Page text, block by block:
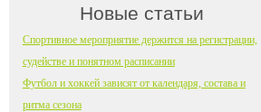
Новые статьи
Спортивное мероприятие держится на регистрации,
судействе и понятном расписании
Футбол и хоккей зависят от календаря, состава и
ритма сезона